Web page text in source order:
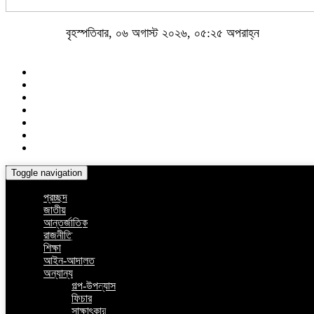
বৃহস্পতিবার, ০৬ অগাস্ট ২০২৬, ০৫:২৫ অপরাহ্ন
Toggle navigation
প্রচ্ছদ
জাতীয়
আন্তর্জাতিক
রাজনীতি
শিক্ষা
আইন-আদালত
অন্যান্য
গল্প-উপন্যাস
ফিচার
সাক্ষাৎকার